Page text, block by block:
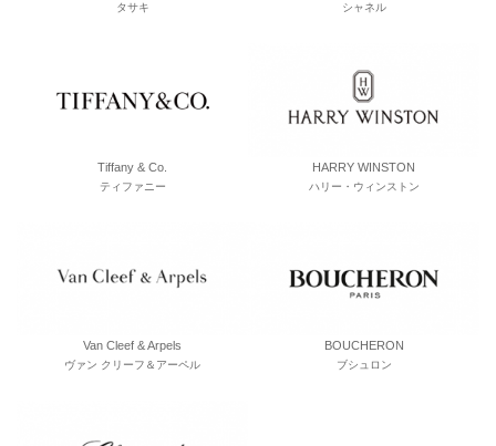
タサキ シャネル
Tiffany & Co.
ティファニー
HARRY WINSTON
ハリー・ウィンストン
Van Cleef & Arpels
ヴァン クリーフ＆アーペル
BOUCHERON
ブシュロン